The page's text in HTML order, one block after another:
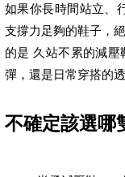
如果你長時間站立、
支撐力足夠的鞋子，
的是 久站不累的減
彈，還是日常穿搭的
不確定該選哪